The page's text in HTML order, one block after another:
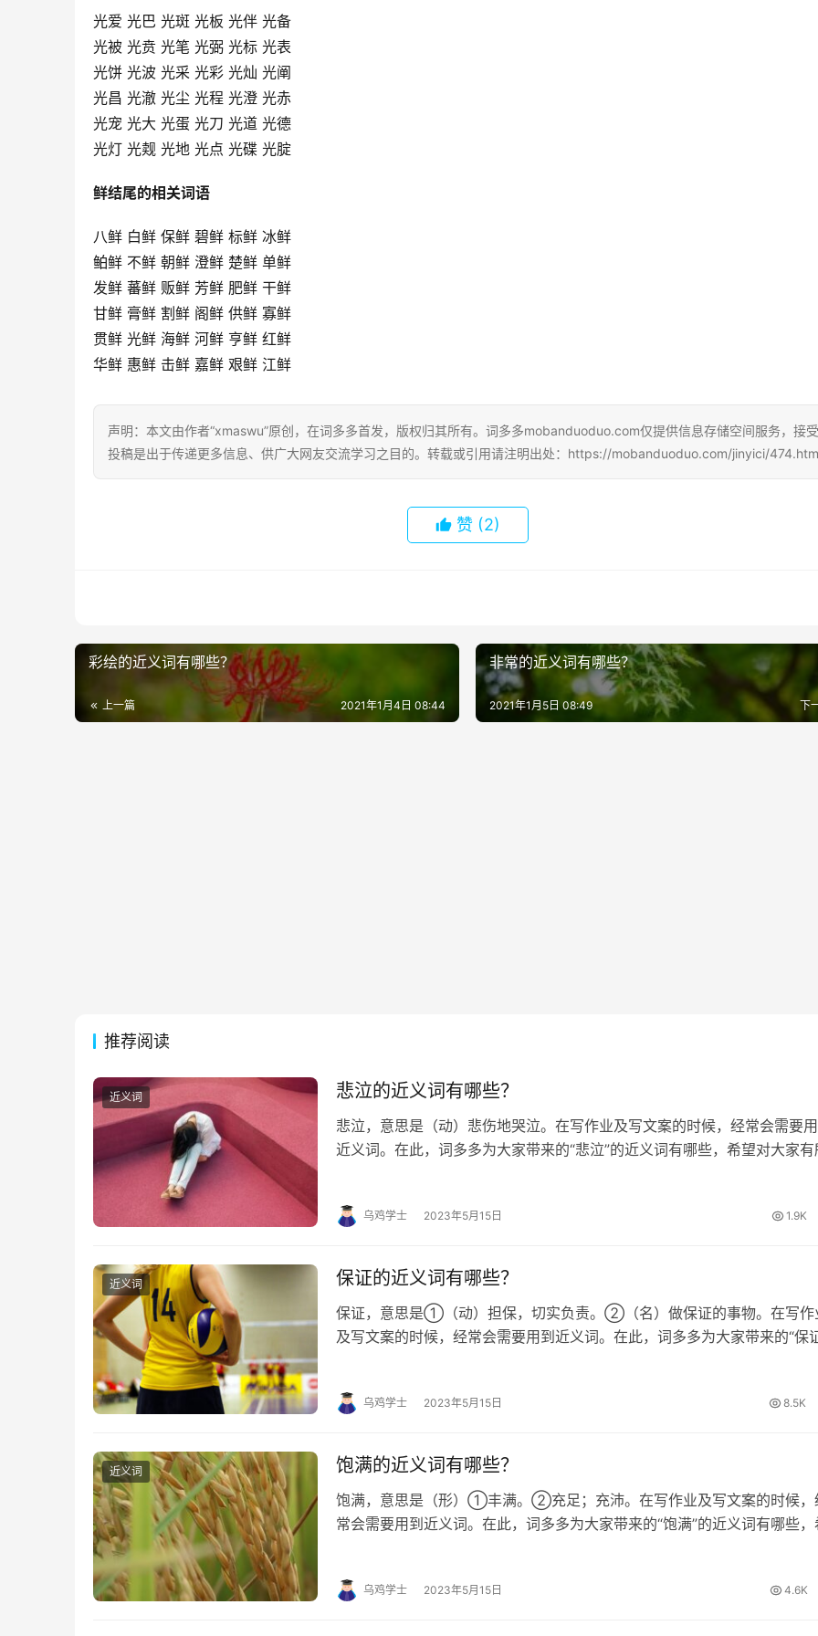
光爱 光巴 光斑 光板 光伴 光备
光被 光贲 光笔 光弼 光标 光表
光饼 光波 光采 光彩 光灿 光阐
光昌 光澈 光尘 光程 光澄 光赤
光宠 光大 光蛋 光刀 光道 光德
光灯 光觌 光地 光点 光碟 光腚
鲜结尾的相关词语
八鲜 白鲜 保鲜 碧鲜 标鲜 冰鲜
鲌鲜 不鲜 朝鲜 澄鲜 楚鲜 单鲜
发鲜 蕃鲜 贩鲜 芳鲜 肥鲜 干鲜
甘鲜 膏鲜 割鲜 阁鲜 供鲜 寡鲜
贯鲜 光鲜 海鲜 河鲜 亨鲜 红鲜
华鲜 惠鲜 击鲜 嘉鲜 艰鲜 江鲜
声明：本文由作者“xmaswu”原创，在词多多首发，版权归其所有。词多多mobanduoduo.com仅提供信息存储空间服务，接受
投稿是出于传递更多信息、供广大网友交流学习之目的。转载或引用请注明出处：https://mobanduoduo.com/jinyici/
赞 (2)
彩绘的近义词有哪些？
上一篇 2021年1月4日 08:44
非常的近义词有哪些？
下
2021年1月5日 08:49
推荐阅读
近义词 悲泣的近义词有哪些？
悲泣，意思是（动）悲伤地哭泣。在写作业及写文案的时候，经常会需要用
近义词。在此，词多多为大家带来的“悲泣”的近义词有哪些，希望对大家有
乌鸡学士 2023年5月15日 1.9K
近义词 保证的近义词有哪些？
保证，意思是①（动）担保，切实负责。②（名）做保证的事物。在写作
及写文案的时候，经常会需要用到近义词。在此，词多多为大家带来的“保
乌鸡学士 2023年5月15日 8.5K
近义词 饱满的近义词有哪些？
饱满，意思是（形）①丰满。②充足；充沛。在写作业及写文案的时候，
常会需要用到近义词。在此，词多多为大家带来的“饱满”的近义词有哪些，
乌鸡学士 2023年5月15日 4.6K